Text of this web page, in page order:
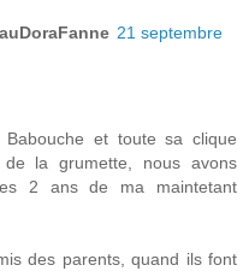
21 septembre
et toute sa clique
la grumette, nous avons
2 ans de ma maintetant
des parents, quand ils font